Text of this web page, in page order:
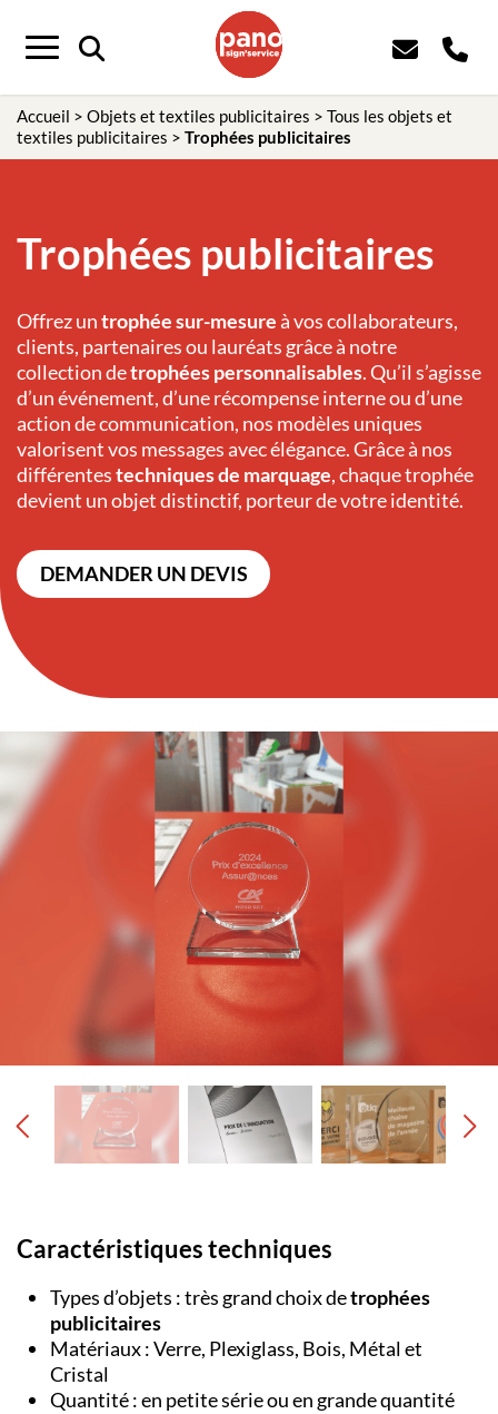
Menu
Accueil > Objets et textiles publicitaires > Tous les objets et
textiles publicitaires > Trophées publicitaires
Trophées publicitaires
Offrez untrophée sur-mesureà vos collaborateurs,
clients, partenaires ou lauréats grâce à notre
collection detrophées personnalisables. Qu’il s’agisse
d’un événement, d’une récompense interne ou d’une
action de communication, nos modèles uniques
valorisent vos messages avec élégance. Grâce à nos
différentestechniques de marquage, chaque trophée
devient un objet distinctif, porteur de votre identité.
DEMANDER UN DEVIS
Caractéristiques techniques
Types d’objets : très grand choix detrophées
publicitaires
Matériaux : Verre, Plexiglass, Bois, Métal et
Cristal
Quantité : en petite série ou en grande quantité
Panneau de gestion des cookies